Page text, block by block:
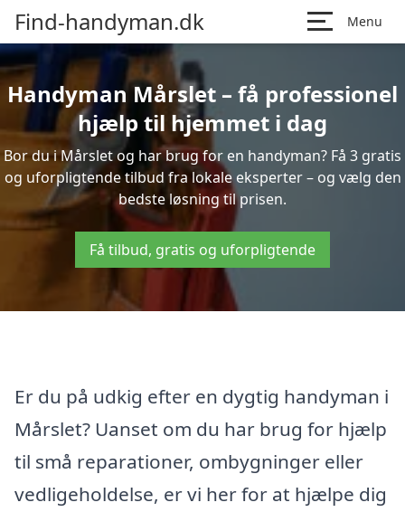
Find-handyman.dk Menu
Handyman Mårslet – få professionel
hjælp til hjemmet i dag
Bor du i Mårslet og har brug for en handyman? Få 3 gratis
og uforpligtende tilbud fra lokale eksperter – og vælg den
bedste løsning til prisen.
Få tilbud, gratis og uforpligtende
Er du på udkig efter en dygtig handyman i
Mårslet? Uanset om du har brug for hjælp
til små reparationer, ombygninger eller
vedligeholdelse, er vi her for at hjælpe dig